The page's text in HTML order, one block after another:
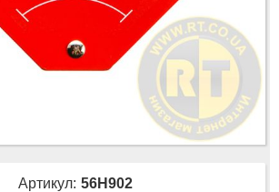
Артикул: 56H902